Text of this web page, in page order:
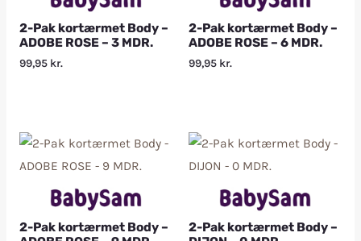
2-Pak kortærmet Body –
ADOBE ROSE – 3 MDR.
99,95 kr.
2-Pak kortærmet Body –
ADOBE ROSE – 6 MDR.
99,95 kr.
2-Pak kortærmet Body –
2-Pak kortærmet Body –